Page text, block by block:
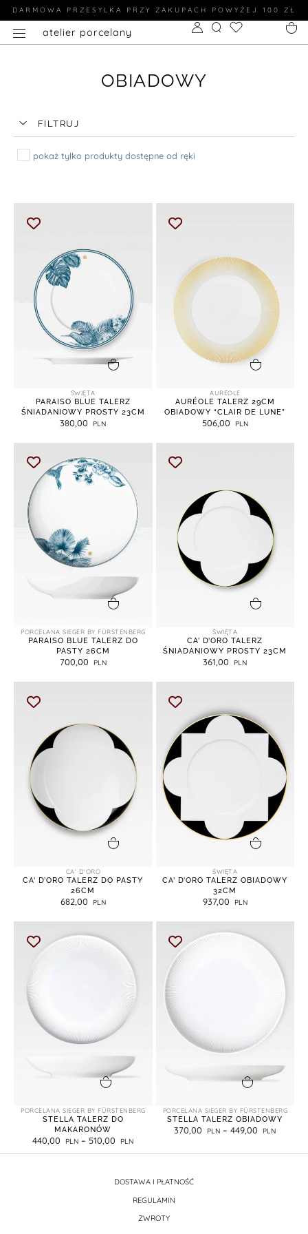
DARMOWA PRZESYLKA PRZY ZAKUPACH POWYŻEJ 100 ZŁ
atelier porcelany
OBIADOWY
FILTRUJ
pokaż tylko produkty dostępne od ręki
dodaj do koszyka
ŚWIĘTA
PARAISO BLUE TALERZ
ŚNIADANIOWY PROSTY 23CM
380,00
AURÉOLE
AURÉOLE TALERZ 29CM
OBIADOWY “CLAIR DE LUNE”
506,00
PORCELANA SIEGER BY FÜRSTENBERG
PARAISO BLUE TALERZ DO
PASTY 26CM
700,00
ŚWIĘTA
CA’ D’ORO TALERZ
ŚNIADANIOWY PROSTY 23CM
361,00
CA' D'ORO
CA’ D’ORO TALERZ DO PASTY
26CM
682,00
ŚWIĘTA
CA’ D’ORO TALERZ OBIADOWY
32CM
937,00
PORCELANA SIEGER BY FÜRSTENBERG
STELLA TALERZ DO
MAKARONÓW
440,00 – 510,00
PORCELANA SIEGER BY FÜRSTENBERG
STELLA TALERZ OBIADOWY
370,00 – 449,00
DOSTAWA I PŁATNOŚĆ
REGULAMIN
ZWROTY